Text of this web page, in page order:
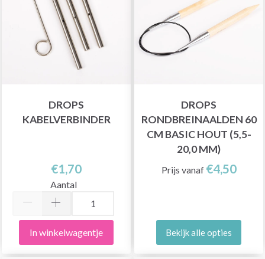
DROPS
KABELVERBINDER
€1,70
Aantal
In winkelwagentje
DROPS
RONDBREINAALDEN 60
CM BASIC HOUT (5,5-
20,0 MM)
Prijs vanaf €4,50
Bekijk alle opties